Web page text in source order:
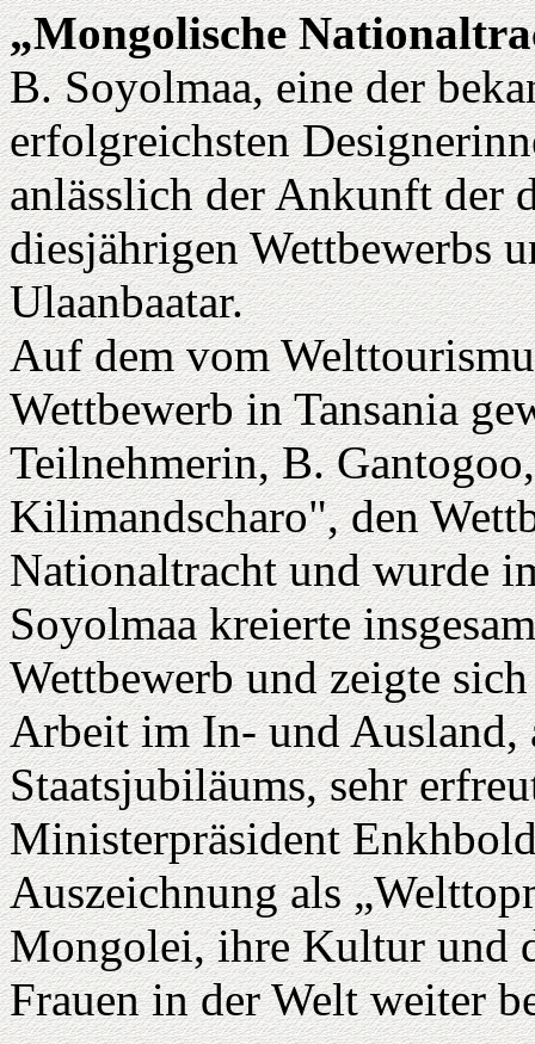
„Mongolische
B. Soyolmaa, eine der
erfolgreichsten
anlässlich der Ankunft der
diesjährigen Wettbewerbs
Ulaanbaatar.
Auf dem vom
Wettbewerb in Tansania
Teilnehmerin, B.
Kilimandscharo", den
Nationaltracht und wurde
Soyolmaa kreierte
Wettbewerb und zeigte
Arbeit im In- und Ausland,
Staatsjubiläums, sehr
Ministerpräsident
Auszeichnung als
Mongolei, ihre Kultur und
Frauen in der Welt weiter